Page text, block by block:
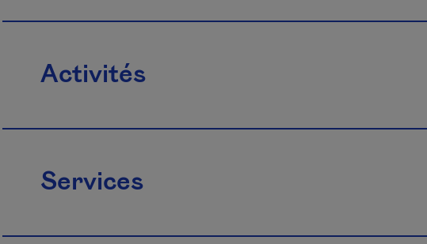
Activités
Services